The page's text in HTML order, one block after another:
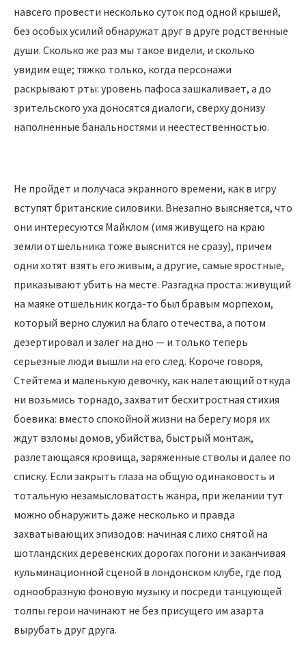
навсего провести несколько суток под одной крышей,
без особых усилий обнаружат друг в друге родственные
души. Сколько же раз мы такое видели, и сколько
увидим еще; тяжко только, когда персонажи
раскрывают рты: уровень пафоса зашкаливает, а до
зрительского уха доносятся диалоги, сверху донизу
наполненные банальностями и неестественностью.
Не пройдет и получаса экранного времени, как в игру
вступят британские силовики. Внезапно выясняется, что
они интересуются Майклом (имя живущего на краю
земли отшельника тоже выяснится не сразу), причем
одни хотят взять его живым, а другие, самые яростные,
приказывают убить на месте. Разгадка проста: живущий
на маяке отшельник когда-то был бравым морпехом,
который верно служил на благо отечества, а потом
дезертировал и залег на дно — и только теперь
серьезные люди вышли на его след. Короче говоря,
Стейтема и маленькую девочку, как налетающий откуда
ни возьмись торнадо, захватит бесхитростная стихия
боевика: вместо спокойной жизни на берегу моря их
ждут взломы домов, убийства, быстрый монтаж,
разлетающаяся кровища, заряженные стволы и далее по
списку. Если закрыть глаза на общую одинаковость и
тотальную незамысловатость жанра, при желании тут
можно обнаружить даже несколько и правда
захватывающих эпизодов: начиная с лихо снятой на
шотландских деревенских дорогах погони и заканчивая
кульминационной сценой в лондонском клубе, где под
однообразную фоновую музыку и посреди танцующей
толпы герои начинают не без присущего им азарта
вырубать друг друга.